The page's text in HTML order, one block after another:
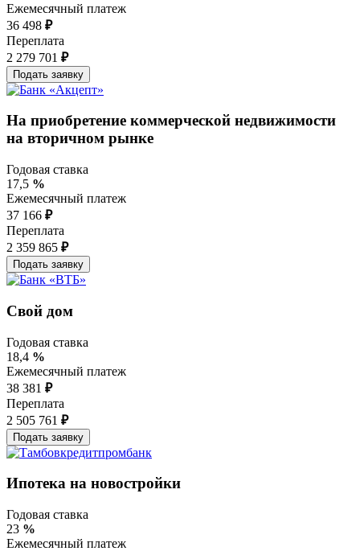
Ежемесячный платеж
36 498 ₽
Переплата
2 279 701 ₽
На приобретение коммерческой недвижимости
на вторичном рынке
Годовая ставка
17,5 %
Ежемесячный платеж
37 166 ₽
Переплата
2 359 865 ₽
Свой дом
Годовая ставка
18,4 %
Ежемесячный платеж
38 381 ₽
Переплата
2 505 761 ₽
Ипотека на новостройки
Годовая ставка
23 %
Ежемесячный платеж